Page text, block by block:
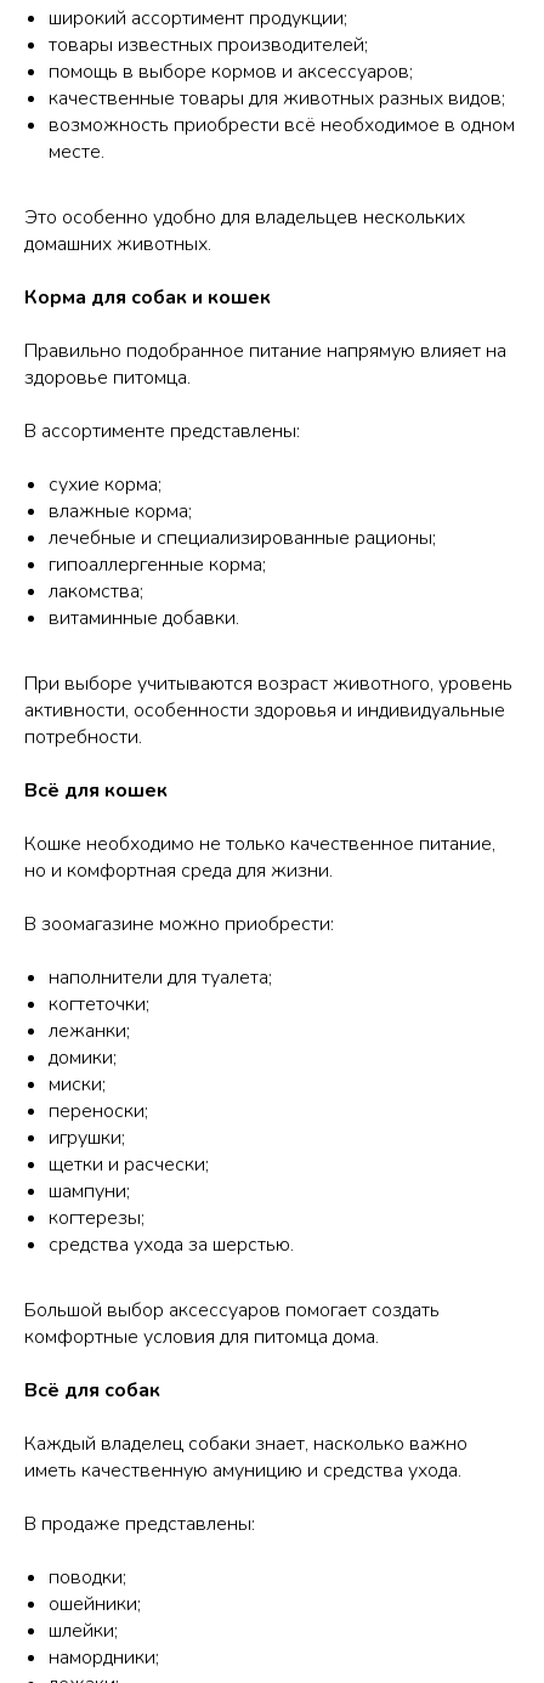
широкий ассортимент продукции;
товары известных производителей;
помощь в выборе кормов и аксессуаров;
качественные товары для животных разных видов;
возможность приобрести всё необходимое в одном
месте.
Это особенно удобно для владельцев нескольких
домашних животных.
Корма для собак и кошек
Правильно подобранное питание напрямую влияет на
здоровье питомца.
В ассортименте представлены:
сухие корма;
влажные корма;
лечебные и специализированные рационы;
гипоаллергенные корма;
лакомства;
витаминные добавки.
При выборе учитываются возраст животного, уровень
активности, особенности здоровья и индивидуальные
потребности.
Всё для кошек
Кошке необходимо не только качественное питание,
но и комфортная среда для жизни.
В зоомагазине можно приобрести:
наполнители для туалета;
когтеточки;
лежанки;
домики;
миски;
переноски;
игрушки;
щетки и расчески;
шампуни;
когтерезы;
средства ухода за шерстью.
Большой выбор аксессуаров помогает создать
комфортные условия для питомца дома.
Всё для собак
Каждый владелец собаки знает, насколько важно
иметь качественную амуницию и средства ухода.
В продаже представлены:
поводки;
ошейники;
шлейки;
намордники;